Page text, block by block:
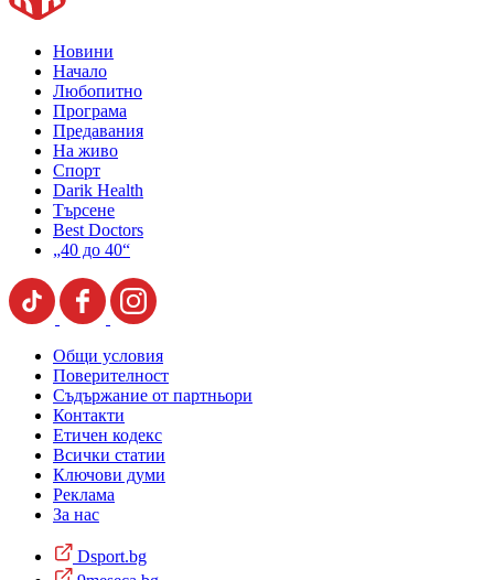
Новини
Начало
Любопитно
Програма
Предавания
На живо
Спорт
Darik Health
Търсене
Best Doctors
„40 до 40“
Общи условия
Поверителност
Съдържание от партньори
Контакти
Етичен кодекс
Всички статии
Ключови думи
Реклама
За нас
Dsport.bg